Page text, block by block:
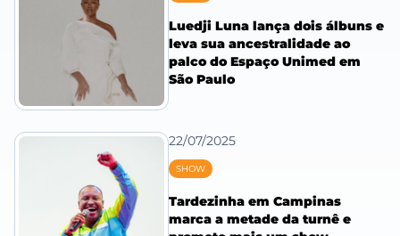
Luedji Luna lança dois álbuns e
leva sua ancestralidade ao
palco do Espaço Unimed em
São Paulo
22/07/2025
SHOW
Tardezinha em Campinas
marca a metade da turnê e